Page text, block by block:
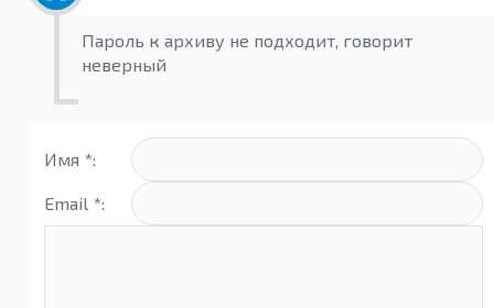
Пароль к архиву не подходит, говорит
неверный
Имя *:
Email *: